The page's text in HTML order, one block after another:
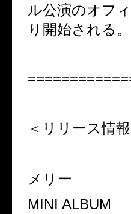
ル公演のオフ
り開始される。
＜リリース情報
メリー
MINI ALBUM